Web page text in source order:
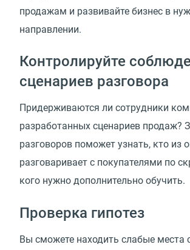
продажам и развивайте бизнес в
направлении.
Контролируйте
сценариев разговора
Придерживаются ли сотрудники
разработанных сценариев продаж?
разговоров поможет узнать, кто из
разговаривает с покупателями по
кого нужно дополнительно обучить.
Проверка гипотез
Вы сможете находить слабые